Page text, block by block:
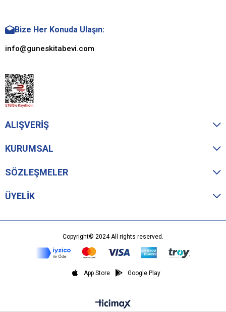
Bize Her Konuda Ulaşın:
info@guneskitabevi.com
ALIŞVERİŞ
KURUMSAL
SÖZLEŞMELER
ÜYELİK
Copyright© 2024 All rights reserved.
App Store Google Play